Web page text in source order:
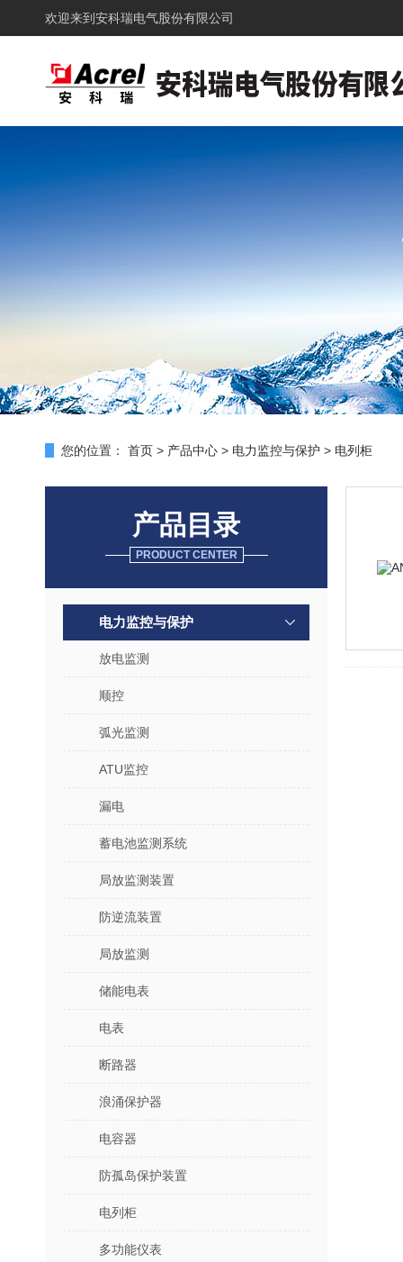
欢迎来到 安科瑞电气股份有限公司
您的位置： 首页 > 产品中心 > 电力监控与保护 > 电列柜
产品目录
PRODUCT CENTER
电力监控与保护
放电监测
顺控
弧光监测
ATU监控
漏电
蓄电池监测系统
局放监测装置
防逆流装置
局放监测
储能电表
电表
断路器
浪涌保护器
电容器
防孤岛保护装置
电列柜
多功能仪表